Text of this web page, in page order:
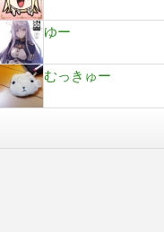
ゆー
むっきゅー